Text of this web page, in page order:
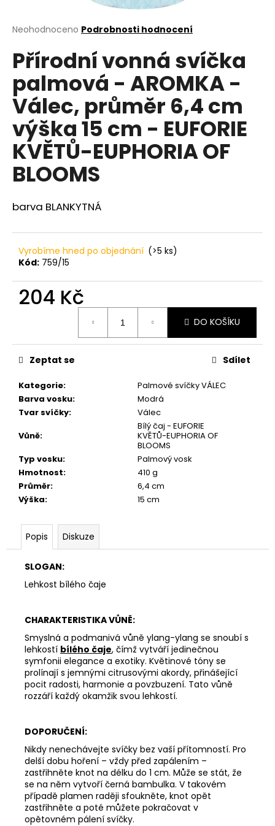
Průměrné
produktu
je
5
hvězdiček.
Neohodnoceno Podrobnosti hodnocení
Přírodní vonná svíčka
palmová - AROMKA -
Válec, průměr 6,4 cm
výška 15 cm - EUFORIE
KVĚTŮ-EUPHORIA OF
BLOOMS
barva BLANKYTNÁ
Vyrobíme hned po objednání (>5 ks)
Kód: 759/15
204 Kč
DO KOŠÍKU
Kategorie:
Palmové svíčky VÁLEC
Barva vosku:
Modrá
Tvar svíčky:
Válec
Vůně:
Bílý čaj - EUFORIE
KVĚTŮ-EUPHORIA OF
BLOOMS
Typ vosku:
Palmový vosk
Hmotnost:
410 g
Průměr:
6,4 cm
Výška: 15 cm
Zeptat se Sdílet
Popis Diskuze
SLOGAN:
Lehkost bílého čaje
CHARAKTERISTIKA VŮNĚ:
Smyslná a podmanivá vůně ylang-ylang se snoubí s
lehkostí bílého čaje, čímž vytváří jedinečnou
symfonii elegance a exotiky. Květinové tóny se
prolínají s jemnými citrusovými akordy, přinášející
pocit radosti, harmonie a povzbuzení. Tato vůně
rozzáří každý okamžik svou lehkostí.
DOPORUČENÍ:
Nikdy nenechávejte svíčky bez vaší přítomností. Pro
delší dobu hoření – vždy před zapálením –
zastřihněte knot na délku do 1 cm. Může se stát, že
se na něm vytvoří černá bambulka. V takovém
případě plamen raději sfoukněte, knot opět
zastřihněte a poté můžete pokračovat v
opětovném pálení svíčky.
j
t
?
HLEDAT
o
o
u
č
u
e
PŘÍRODNÍ
VONNÁ
SVÍČKA
SÓJOVÁ
AROMKA
RECYKLOVANÉ
SKLO,
250
ML
MEDUŇKA
257